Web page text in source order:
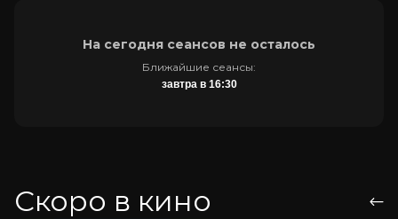
На сегодня сеансов не осталось
Ближайшие сеансы:
завтра в 16:30
Скоро в кино